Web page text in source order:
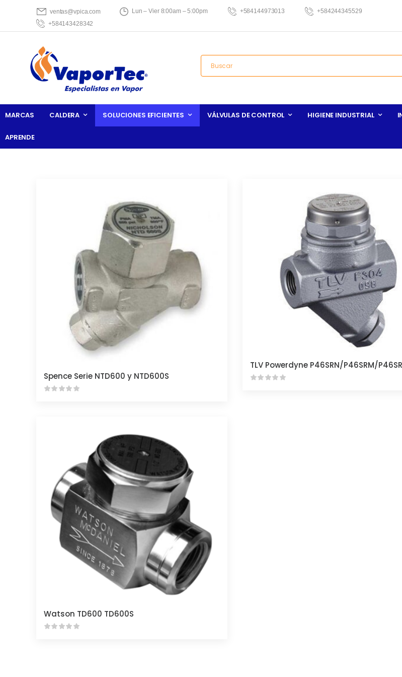
ventas@vpica.com Lun – Vier 8:00am – 5:00pm +584144973013
+584244345529
+584143428342
MARCAS CALDERA SOLUCIONES EFICIENTES VÁLVULAS DE CONTROL HIGIENE INDUSTRIAL
APRENDE
Spence Serie NTD600 y NTD600S
TLV Powerdyne P46SRN/P46SRM/
Watson TD600 TD600S